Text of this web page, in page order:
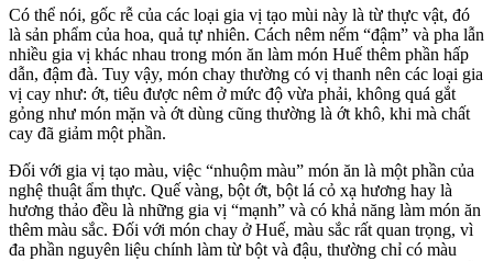
Có thể nói, gốc rễ của các loại gia vị tạo mùi này là từ thực vật, đó
là sản phẩm của hoa, quả tự nhiên. Cách nêm nếm “đậm” và pha lẫn
nhiều gia vị khác nhau trong món ăn làm món Huế thêm phần hấp
dẫn, đậm đà. Tuy vậy, món chay thường có vị thanh nên các loại gia
vị cay như: ớt, tiêu được nêm ở mức độ vừa phải, không quá gắt
gỏng như món mặn và ớt dùng cũng thường là ớt khô, khi mà chất
cay đã giảm một phần.
Đối với gia vị tạo màu, việc “nhuộm màu” món ăn là một phần của
nghệ thuật ẩm thực. Quế vàng, bột ớt, bột lá cỏ xạ hương hay là
hương thảo đều là những gia vị “mạnh” và có khả năng làm món ăn
thêm màu sắc. Đối với món chay ở Huế, màu sắc rất quan trọng, vì
đa phần nguyên liệu chính làm từ bột và đậu, thường chỉ có màu